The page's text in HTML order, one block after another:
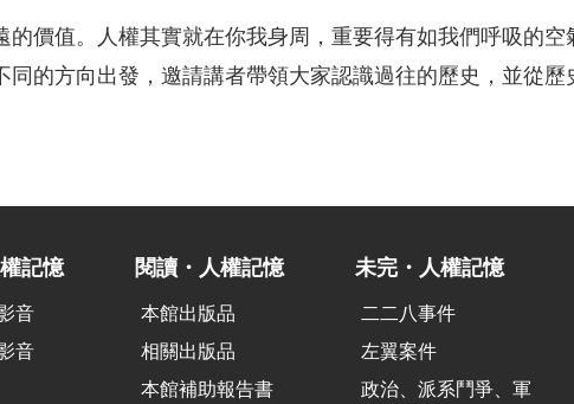
的價值。人權其實就在你我身周，重要得有如我們呼吸的
同的方向出發，邀請講者帶領大家認識過往的歷史，並從歷
記憶
音
音
閱讀・人權記憶
本館出版品
相關出版品
本館補助報告書
未完・人權記憶
二二八事件
左翼案件
政治、派系鬥爭、軍